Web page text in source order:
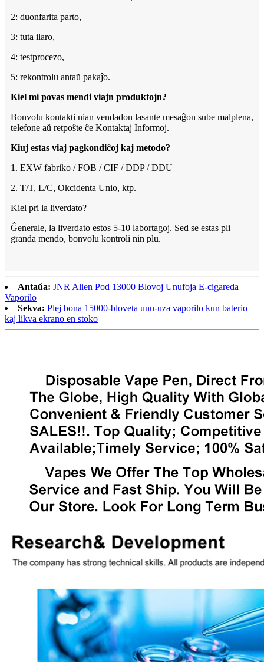
2: duonfarita parto,
3: tuta ilaro,
4: testprocezo,
5: rekontrolu antaŭ pakaĵo.
Kiel mi povas mendi viajn produktojn?
Bonvolu kontakti nian vendadon lasante mesaĝon sube malplena,
telefone aŭ retpoŝte ĉe Kontaktaj Informoj.
Kiuj estas viaj pagkondiĉoj kaj metodo?
1. EXW fabriko / FOB / CIF / DDP / DDU
2. T/T, L/C, Okcidenta Unio, ktp.
Kiel pri la liverdato?
Ĝenerale, la liverdato estos 5-10 labortagoj. Sed se estas pli
granda mendo, bonvolu kontroli nin plu.
Antaŭa: JNR Alien Pod 13000 Blovoj Unufoja E-cigareda
Vaporilo
Sekva: Plej bona 15000-bloveta unu-uza vaporilo kun baterio
kaj likva ekrano en stoko